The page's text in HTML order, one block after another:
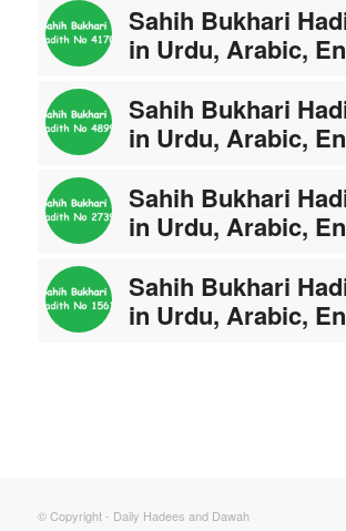
Sahih Bukhari
in Urdu, Arabic,
Sahih Bukhari
in Urdu, Arabic,
Sahih Bukhari
in Urdu, Arabic,
Sahih Bukhari
in Urdu, Arabic,
© Copyright - Daily Hadees and Dawah